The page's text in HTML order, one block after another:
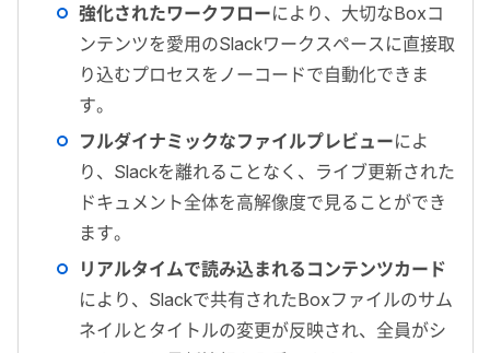
強化されたワークフローにより、大切なBoxコ
ンテンツを愛用のSlackワークスペースに直接取
り込むプロセスをノーコードで自動化できま
す。
フルダイナミックなファイルプレビューによ
り、Slackを離れることなく、ライブ更新された
ドキュメント全体を高解像度で見ることができ
ます。
リアルタイムで読み込まれるコンテンツカード
により、Slackで共有されたBoxファイルのサム
ネイルとタイトルの変更が反映され、全員がシ